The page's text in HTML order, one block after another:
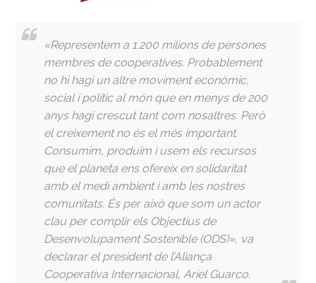
«Representem a 1.200 milions de persones
membres de cooperatives. Probablement
no hi hagi un altre moviment econòmic,
social i polític al món que en menys de 200
anys hagi crescut tant com nosaltres. Però
el creixement no és el més important.
Consumim, produïm i usem els recursos
que el planeta ens ofereix en solidaritat
amb el medi ambient i amb les nostres
comunitats. És per això que som un actor
clau per complir els Objectius de
Desenvolupament Sostenible (ODS)», va
declarar el president de l’Aliança
Cooperativa Internacional, Ariel Guarco.